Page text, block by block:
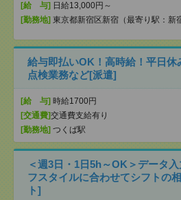
[給 与] 日給13,000円～
[勤務地] 東京都新宿区新宿（最寄り駅：新
給与即払いOK！高時給！平日休
点検業務など[派遣]
[給 与] 時給1700円
[交通費]交通費支給有り
[勤務地] つくば駅
＜週3日・1日5h～OK＞データ
フスタイルに合わせてシフトの
ト]